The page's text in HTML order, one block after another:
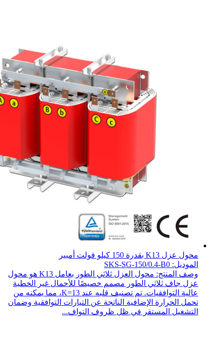
محول عزل K13 بقدرة 150 كيلو فولت أمبير
الموديل: SKS-SG-150/0.4-B0
وصف المنتج: محول العزل ثلاثي الطور بعامل K13 هو محول
عزل جاف ثلاثي الطور مصمم خصيصًا للأحمال غير الخطية
عالية التوافقيات. تم تصنيف قلبه عند K=13، مما يمكنه من
تحمل الحرارة الإضافية الناتجة عن التيارات التوافقية وضمان
التشغيل المستقر في ظل ظروف التواف...